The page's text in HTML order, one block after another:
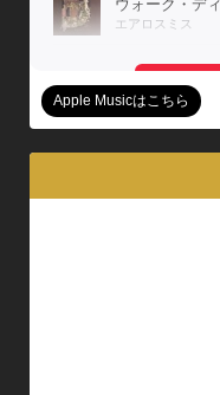
Apple Musicはこちら